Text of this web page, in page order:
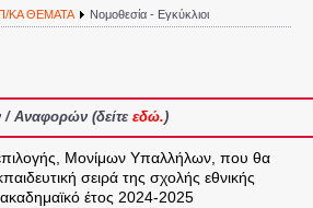
Δ/ΝΣΗΣ
ΚΑ ΘΕΜΑΤΑ Νομοθεσία - Εγκύκλιοι
Αναφορών (δείτε εδώ.)
Μονίμων Υπαλλήλων, που θα
σειρά της σχολής εθνικής
έτος 2024-2025